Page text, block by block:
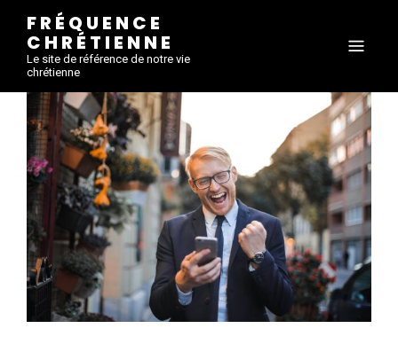
FRÉQUENCE
CHRÉTIENNE
Le site de référence de notre vie
chrétienne